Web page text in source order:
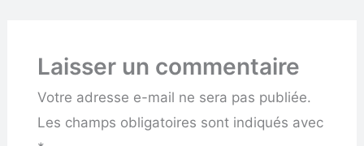
Laisser un commentaire
Votre adresse e-mail ne sera pas publiée.
Les champs obligatoires sont indiqués avec